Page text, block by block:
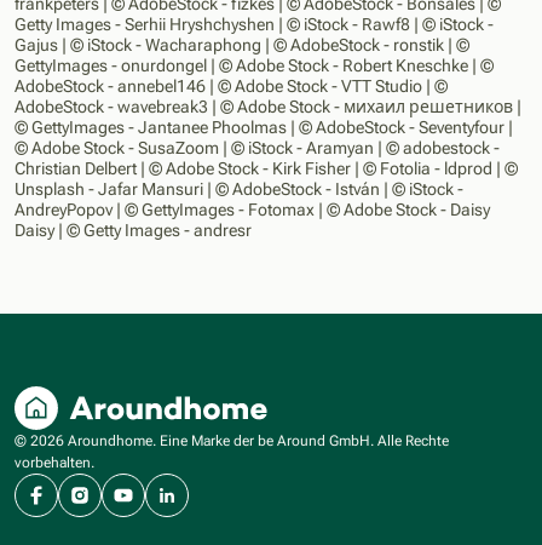
Getty Images - Serhii Hryshchyshen | © iStock - Rawf8 | © iStock -
Gajus | © iStock - Wacharaphong | © AdobeStock - ronstik | ©
GettyImages - onurdongel | © Adobe Stock - Robert Kneschke | ©
AdobeStock - annebel146 | © Adobe Stock - VTT Studio | ©
AdobeStock - wavebreak3 | © Adobe Stock - михаил решетников |
© GettyImages - Jantanee Phoolmas | © AdobeStock - Seventyfour |
© Adobe Stock - SusaZoom | © iStock - Aramyan | © adobestock -
Christian Delbert | © Adobe Stock - Kirk Fisher | © Fotolia - ldprod | ©
Unsplash - Jafar Mansuri | © AdobeStock - István | © iStock -
AndreyPopov | © GettyImages - Fotomax | © Adobe Stock - Daisy
Daisy | © Getty Images - andresr
© 2026 Aroundhome. Eine Marke der be Around GmbH. Alle Rechte
vorbehalten.
FacebookInstagram
YouTubeLinkedIn